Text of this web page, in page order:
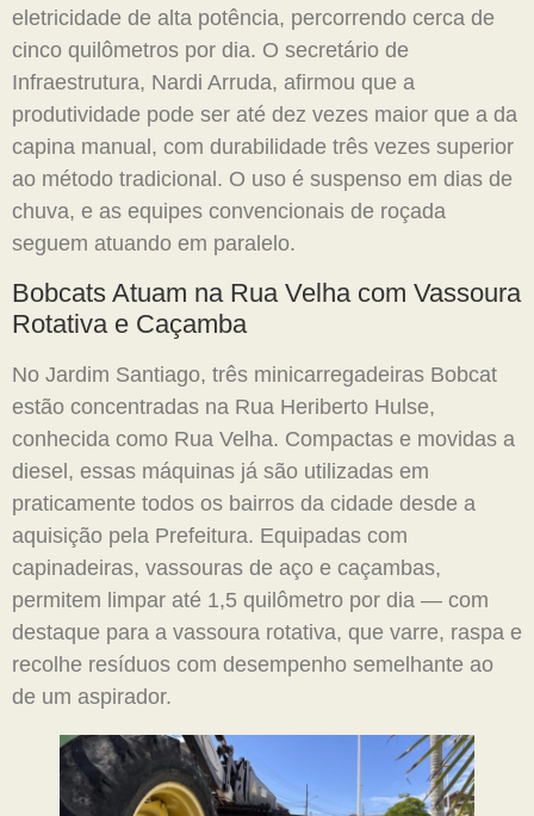
eletricidade de alta potência, percorrendo cerca de
cinco quilômetros por dia. O secretário de
Infraestrutura, Nardi Arruda, afirmou que a
produtividade pode ser até dez vezes maior que a da
capina manual, com durabilidade três vezes superior
ao método tradicional. O uso é suspenso em dias de
chuva, e as equipes convencionais de roçada
seguem atuando em paralelo.
Bobcats Atuam na Rua Velha com Vassoura
Rotativa e Caçamba
No Jardim Santiago, três minicarregadeiras Bobcat
estão concentradas na Rua Heriberto Hulse,
conhecida como Rua Velha. Compactas e movidas a
diesel, essas máquinas já são utilizadas em
praticamente todos os bairros da cidade desde a
aquisição pela Prefeitura. Equipadas com
capinadeiras, vassouras de aço e caçambas,
permitem limpar até 1,5 quilômetro por dia — com
destaque para a vassoura rotativa, que varre, raspa e
recolhe resíduos com desempenho semelhante ao
de um aspirador.